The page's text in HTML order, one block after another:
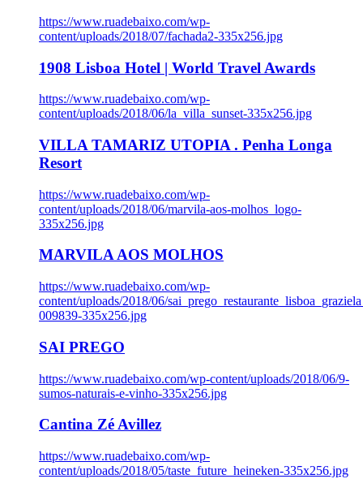
https://www.ruadebaixo.com/wp-
content/uploads/2018/07/fachada2-335x256.jpg
1908 Lisboa Hotel | World Travel Awards
https://www.ruadebaixo.com/wp-
content/uploads/2018/06/la_villa_sunset-335x256.jpg
VILLA TAMARIZ UTOPIA . Penha Longa
Resort
https://www.ruadebaixo.com/wp-
content/uploads/2018/06/marvila-aos-molhos_logo-
335x256.jpg
MARVILA AOS MOLHOS
https://www.ruadebaixo.com/wp-
content/uploads/2018/06/
009839-335x256.jpg
SAI PREGO
https://www.ruadebaixo.com/wp-content/uploads/2018/06/9-
sumos-naturais-e-vinho-335x256.jpg
Cantina Zé Avillez
https://www.ruadebaixo.com/wp-
content/uploads/2018/05/taste_future_heineken-335x256.jpg